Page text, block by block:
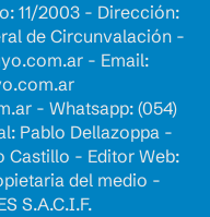
11/2003 - Dirección:
de Circunvalación -
- Email:
- Whatsapp: (054)
Pablo Dellazoppa -
Castillo - Editor Web:
del medio -
S.A.C.I.F.